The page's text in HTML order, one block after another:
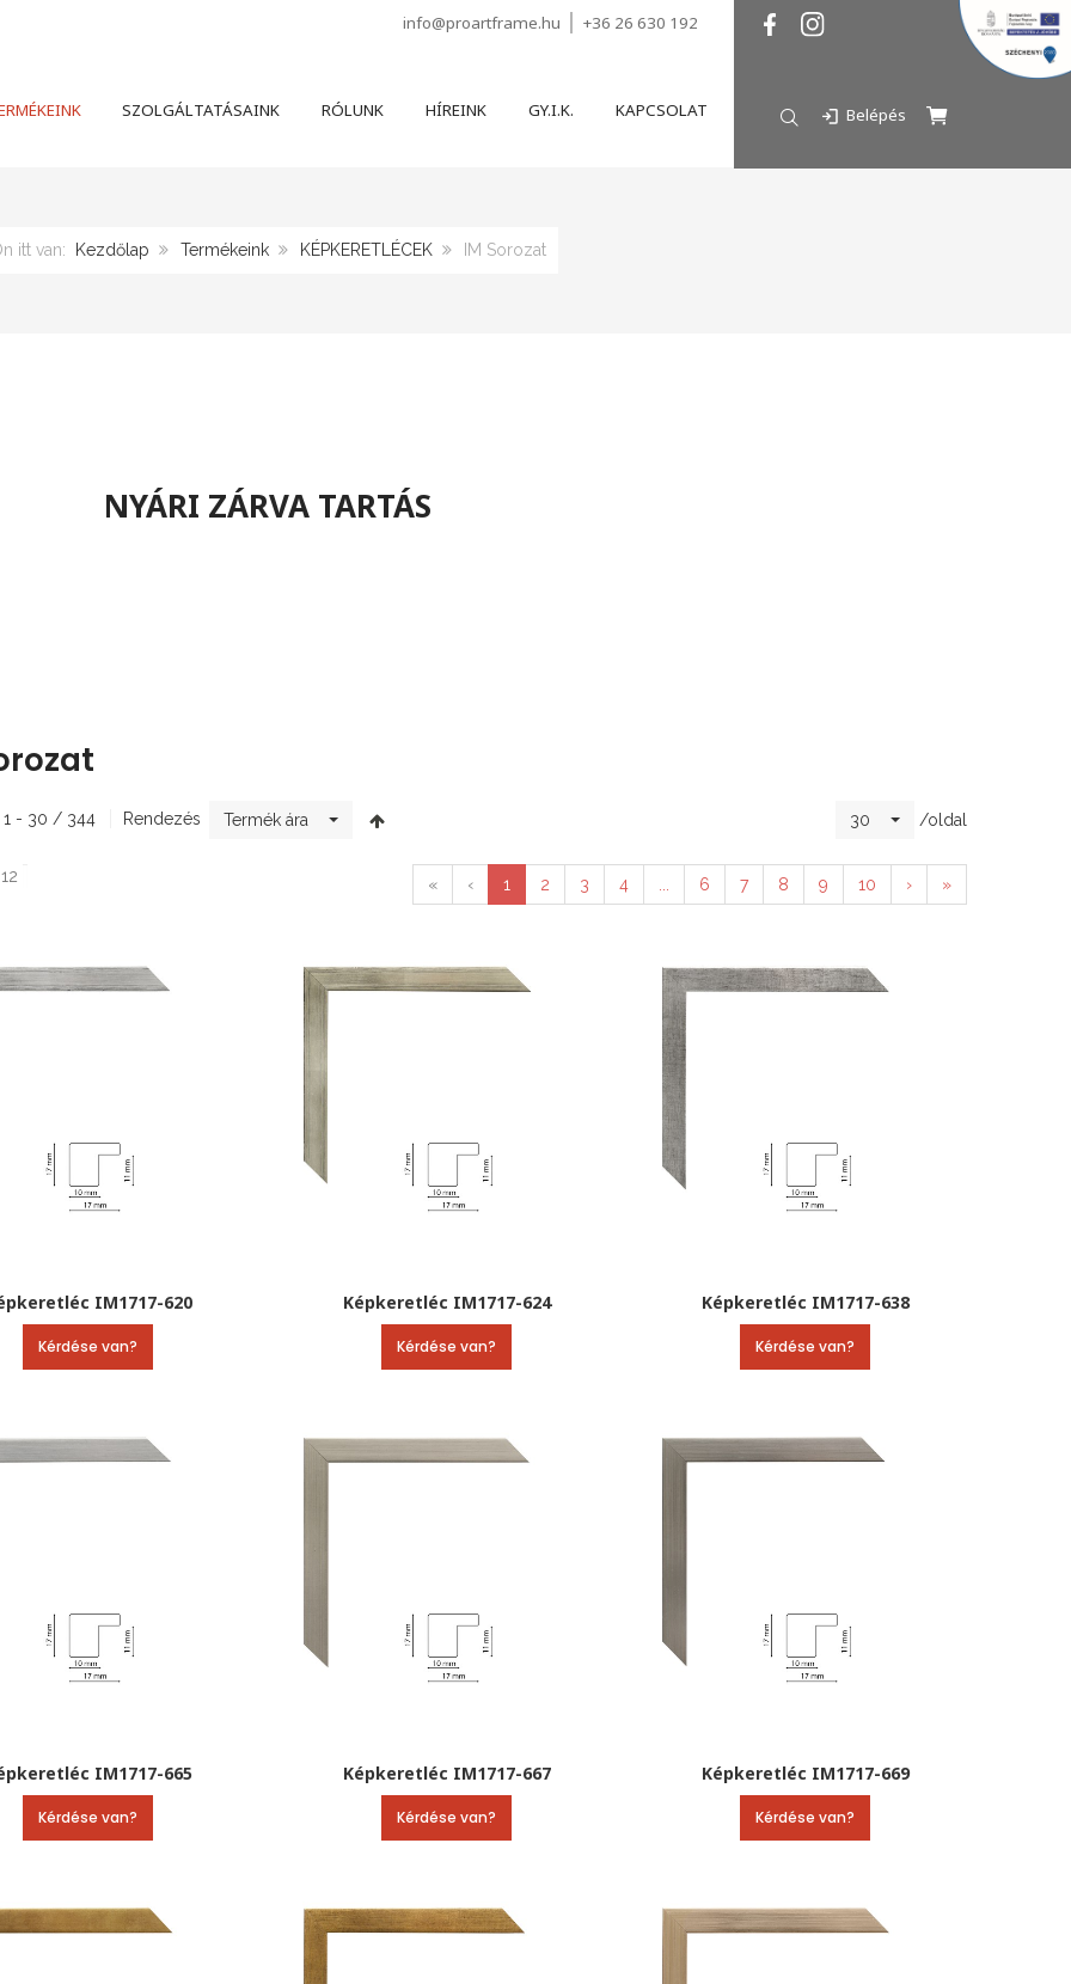
info@proartframe.hu +36 26 630 192
SZOLGÁLTATÁSAINK RÓLUNK HÍREINK GY.I.K. KAPCSOLAT Belépés
itt van: Kezdőlap Termékeink KÉPKERETLÉCEK IM Sorozat
NYÁRI ZÁRVA TARTÁS
1 - 30 / 344 Rendezés Termék ára 30 /oldal
« ‹ 1 2 3 4 6 7 8 9 10 › »
IM1717-620
Kérdése van?
Képkeretléc IM1717-624
Kérdése van?
Képkeretléc IM1717-638
Kérdése van?
IM1717-665
Kérdése van?
Képkeretléc IM1717-667
Kérdése van?
Képkeretléc IM1717-669
Kérdése van?